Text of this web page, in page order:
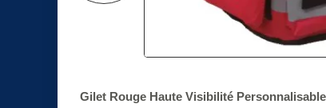
Gilet Rouge Haute Visibilité